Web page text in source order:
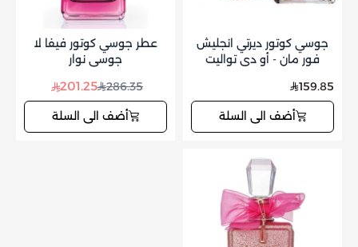
جوسي كوتور ديرتي انجليش
فور مان - أو دي تواليت
159.85
أضف الى السلة
عطر جوسي كوتور فيفا لا
جوسي نوار
286.35
201.25
أضف الى السلة